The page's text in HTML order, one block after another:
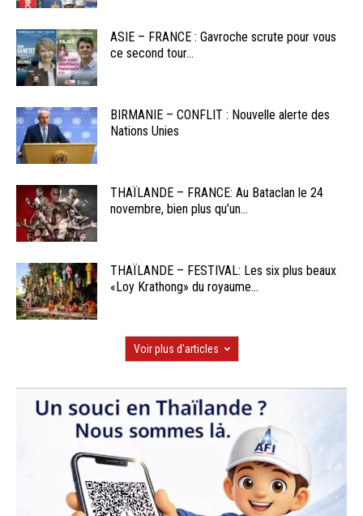
ASIE – FRANCE : Gavroche scrute pour vous
ce second tour...
BIRMANIE – CONFLIT : Nouvelle alerte des
Nations Unies
THAÏLANDE – FRANCE: Au Bataclan le 24
novembre, bien plus qu’un...
THAÏLANDE – FESTIVAL: Les six plus beaux
«Loy Krathong» du royaume...
Voir plus d'articles